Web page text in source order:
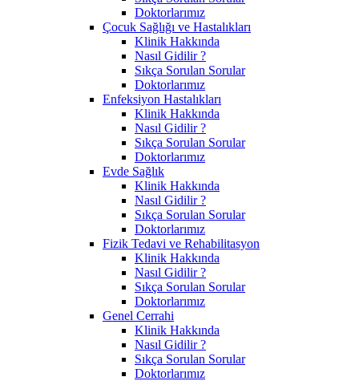
Doktorlarımız
Çocuk Sağlığı ve Hastalıkları
Klinik Hakkında
Nasıl Gidilir ?
Sıkça Sorulan Sorular
Doktorlarımız
Enfeksiyon Hastalıkları
Klinik Hakkında
Nasıl Gidilir ?
Sıkça Sorulan Sorular
Doktorlarımız
Evde Sağlık
Klinik Hakkında
Nasıl Gidilir ?
Sıkça Sorulan Sorular
Doktorlarımız
Fizik Tedavi ve Rehabilitasyon
Klinik Hakkında
Nasıl Gidilir ?
Sıkça Sorulan Sorular
Doktorlarımız
Genel Cerrahi
Klinik Hakkında
Nasıl Gidilir ?
Sıkça Sorulan Sorular
Doktorlarımız